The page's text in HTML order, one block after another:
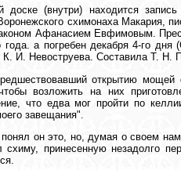
доске (внутри) находится
схимонаха Макария,
Афанасием Евфимовым.
года. а погребен декабря 4-го
К. И. Невоструева. Составила Т. Н.
открытию мощей
возложить на них
что едва мог пройти по
завещания".
он это, но, думая о своем
схиму, принесенную незадолго